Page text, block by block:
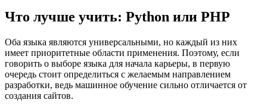
Что лучше учить: Python или PHP
Оба языка являются универсальными, но каждый из них
имеет приоритетные области применения. Поэтому, если
говорить о выборе языка для начала карьеры, в первую
очередь стоит определиться с желаемым направлением
разработки, ведь машинное обучение сильно отличается от
создания сайтов.